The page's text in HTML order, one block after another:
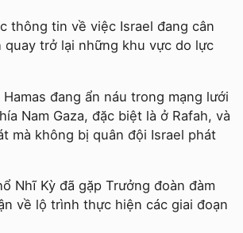
thông tin về việc Israel đang cân
quay trở lại những khu vực do lực
đang ẩn náu trong mạng lưới
Nam Gaza, đặc biệt là ở Rafah, và
mà không bị quân đội Israel phát
Nhĩ Kỳ đã gặp Trưởng đoàn đàm
về lộ trình thực hiện các giai đoạn